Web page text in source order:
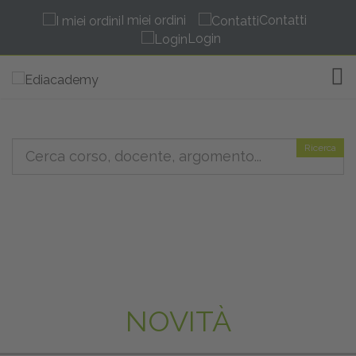
I miei ordini
Contatti
Login
Ricerca
NOVITÀ